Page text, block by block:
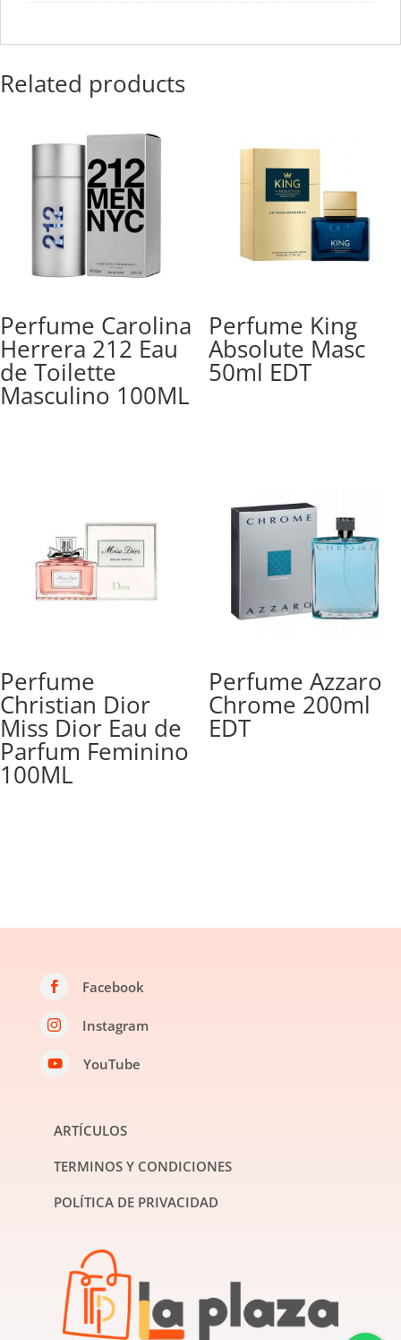
Related products
Perfume Carolina
Herrera 212 Eau
de Toilette
Masculino 100ML
Perfume King
Absolute Masc
50ml EDT
Perfume
Christian Dior
Miss Dior Eau de
Parfum Feminino
100ML
Perfume Azzaro
Chrome 200ml
EDT
 Facebook
 Instagram
 YouTube
ARTÍCULOS
TERMINOS Y CONDICIONES
POLÍTICA DE PRIVACIDAD